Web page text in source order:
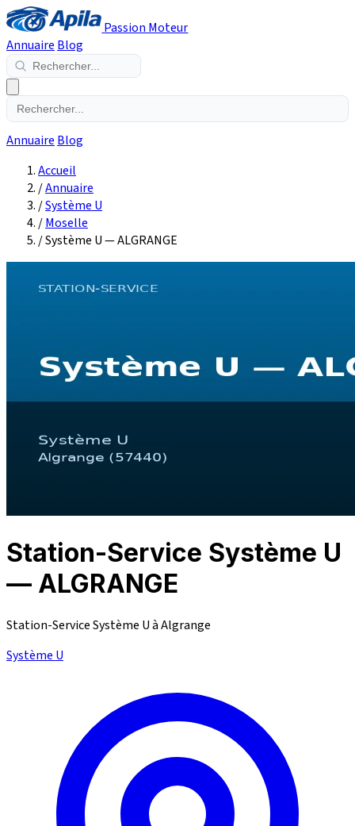
Passion Moteur
Annuaire Blog
Annuaire Blog
Accueil
/Annuaire
/Système U
/Moselle
/Système U — ALGRANGE
Station-Service Système U
— ALGRANGE
Station-Service Système U à Algrange
Système U